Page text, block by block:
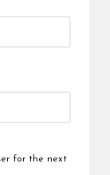
for the next